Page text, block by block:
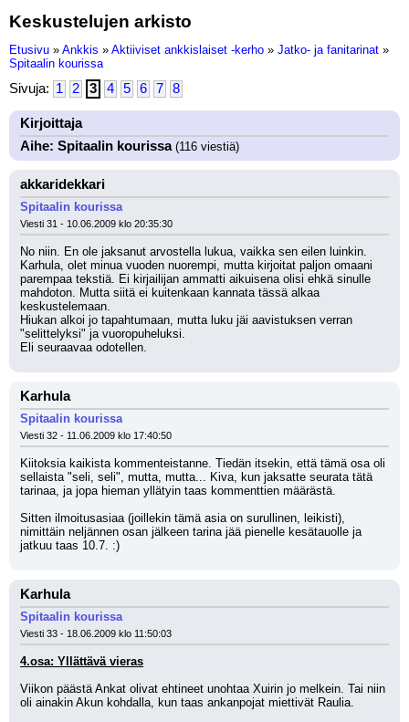
Keskustelujen arkisto
Etusivu » Ankkis » Aktiiviset ankkislaiset -kerho » Jatko- ja fanitarinat »
Spitaalin kourissa
Sivuja: 1 2 3 4 5 6 7 8
Kirjoittaja
Aihe: Spitaalin kourissa(116 viestiä)
akkaridekkari
Spitaalin kourissa
Viesti 31 - 10.06.2009 klo 20:35:30
No niin. En ole jaksanut arvostella lukua, vaikka sen eilen luinkin.
Karhula, olet minua vuoden nuorempi, mutta kirjoitat paljon omaani
parempaa tekstiä. Ei kirjailijan ammatti aikuisena olisi ehkä sinulle
mahdoton. Mutta siitä ei kuitenkaan kannata tässä alkaa
keskustelemaan.
Hiukan alkoi jo tapahtumaan, mutta luku jäi aavistuksen verran
"selittelyksi" ja vuoropuheluksi.
Eli seuraavaa odotellen.
Karhula
Spitaalin kourissa
Viesti 32 - 11.06.2009 klo 17:40:50
Kiitoksia kaikista kommenteistanne. Tiedän itsekin, että tämä osa oli
sellaista "seli, seli", mutta, mutta... Kiva, kun jaksatte seurata tätä
tarinaa, ja jopa hieman yllätyin taas kommenttien määrästä.
Sitten ilmoitusasiaa (joillekin tämä asia on surullinen, leikisti),
nimittäin neljännen osan jälkeen tarina jää pienelle kesätauolle ja
jatkuu taas 10.7. :)
Karhula
Spitaalin kourissa
Viesti 33 - 18.06.2009 klo 11:50:03
4.osa: Yllättävä vieras
Viikon päästä Ankat olivat ehtineet unohtaa Xuirin jo melkein. Tai niin
oli ainakin Akun kohdalla, kun taas ankanpojat miettivät Raulia.